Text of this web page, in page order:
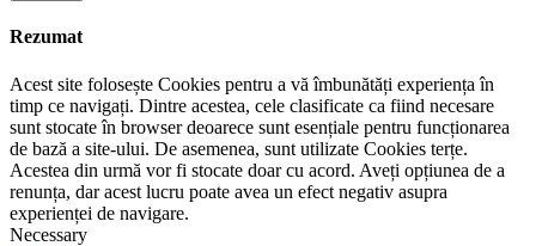
Rezumat
Acest site folosește Cookies pentru a vă îmbunătăți experiența în
timp ce navigați. Dintre acestea, cele clasificate ca fiind necesare
sunt stocate în browser deoarece sunt esențiale pentru funcționarea
de bază a site-ului. De asemenea, sunt utilizate Cookies terțe.
Acestea din urmă vor fi stocate doar cu acord. Aveți opțiunea de a
renunța, dar acest lucru poate avea un efect negativ asupra
experienței de navigare.
Necessary